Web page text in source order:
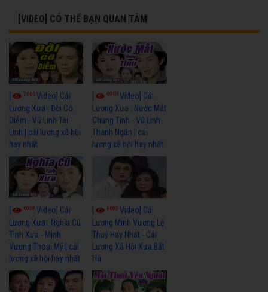
[VIDEO] CÓ THỂ BẠN QUAN TÂM
7666Video] Cải
Lương Xưa : Đời Cô
Diễm - Vũ Linh Tài
Linh | cải lương xã hội
hay nhất
6919Video] Cải
Lương Xưa : Nước Mắt
Chung Tình - Vũ Linh
Thanh Ngân | cải
lương xã hội hay nhất
6058 Video] Cải
Lương Xưa : Nghĩa Cũ
Tình Xưa - Minh
Vương Thoại Mỹ | cải
lương xã hội hay nhất
6682Video] Cải
Lương Minh Vương Lệ
Thuỷ Hay Nhất - Cải
Lương Xã Hội Xưa Bất
Hủ